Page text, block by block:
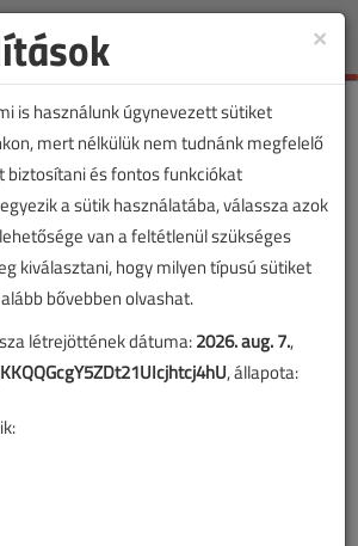
Toggle
×
is használunk úgynevezett sütiket
mert nélkülük nem tudnánk megfelelő
biztosítani és fontos funkciókat
a sütik használatába, válassza azok
van a feltétlenül szükséges
kiválasztani, hogy milyen típusú sütiket
bővebben olvashat.
létrejöttének dátuma:2026. aug. 7.,
, állapota: